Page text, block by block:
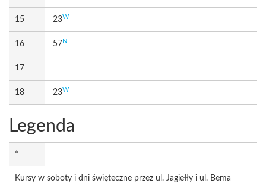
15 23W
16 57 N
17
18 23W
Legenda
*
Kursy w soboty i dni święteczne przez ul. Jagiełły i ul. Bema